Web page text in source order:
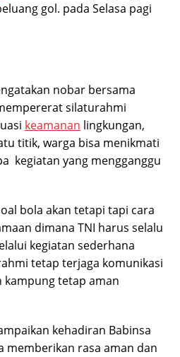
gol. pada Selasa pagi
nobar bersama
silaturahmi
keamanan lingkungan,
titik, warga bisa menikmati
kegiatan yang mengganggu
bola akan tetapi tapi cara
dimana TNI harus selalu
kegiatan sederhana
tetap terjaga komunikasi
kampung tetap aman
kehadiran Babinsa
memberikan rasa aman dan